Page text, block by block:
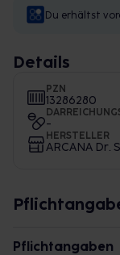
Du erhältst
Details
PZN
13286280
-
HERSTELLER
ARCANA Dr.
Pflichtangaben